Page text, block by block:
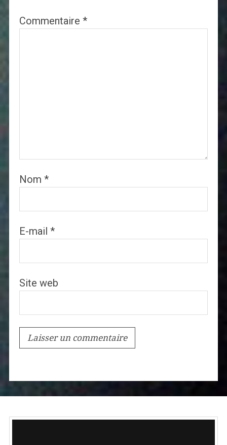
Commentaire *
Nom *
E-mail *
Site web